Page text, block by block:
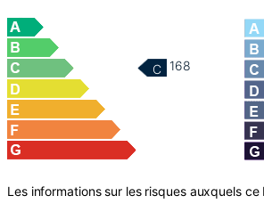
C 168
Les informations sur les risques auxquels